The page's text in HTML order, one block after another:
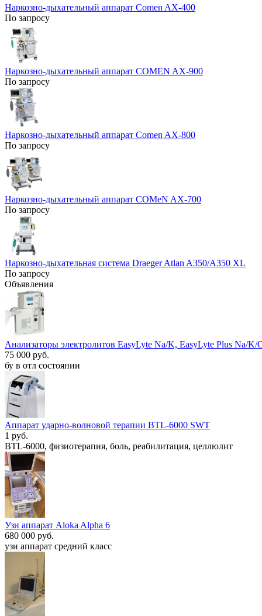
Наркозно-дыхательный аппарат Comen AX-400
По запросу
Наркозно-дыхательный аппарат COMEN AX-900
По запросу
Наркозно-дыхательный аппарат Comen AX-800
По запросу
Наркозно-дыхательный аппарат COMeN AX-700
По запросу
Наркозно-дыхательная система Draeger Atlan A350/A350 XL
По запросу
Объявления
Анализаторы электролитов EasyLyte Na/K, EasyLyte Plus Na/
75 000 руб.
бу в отл состоянии
Аппарат ударно-волновой терапии BTL-6000 SWT
1 руб.
BTL-6000, физиотерапия, боль, реабилитация, целлюлит
Узи аппарат Aloka Alpha 6
680 000 руб.
узи аппарат средний класс